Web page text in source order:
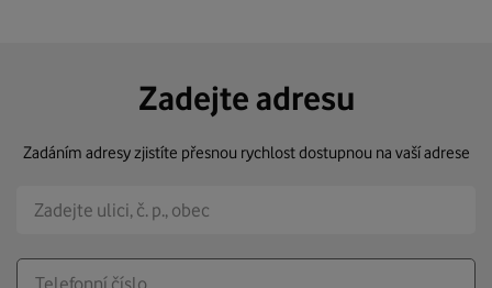
Zadejte adresu
Zadáním adresy zjistíte přesnou rychlost dostupnou na vaší adrese